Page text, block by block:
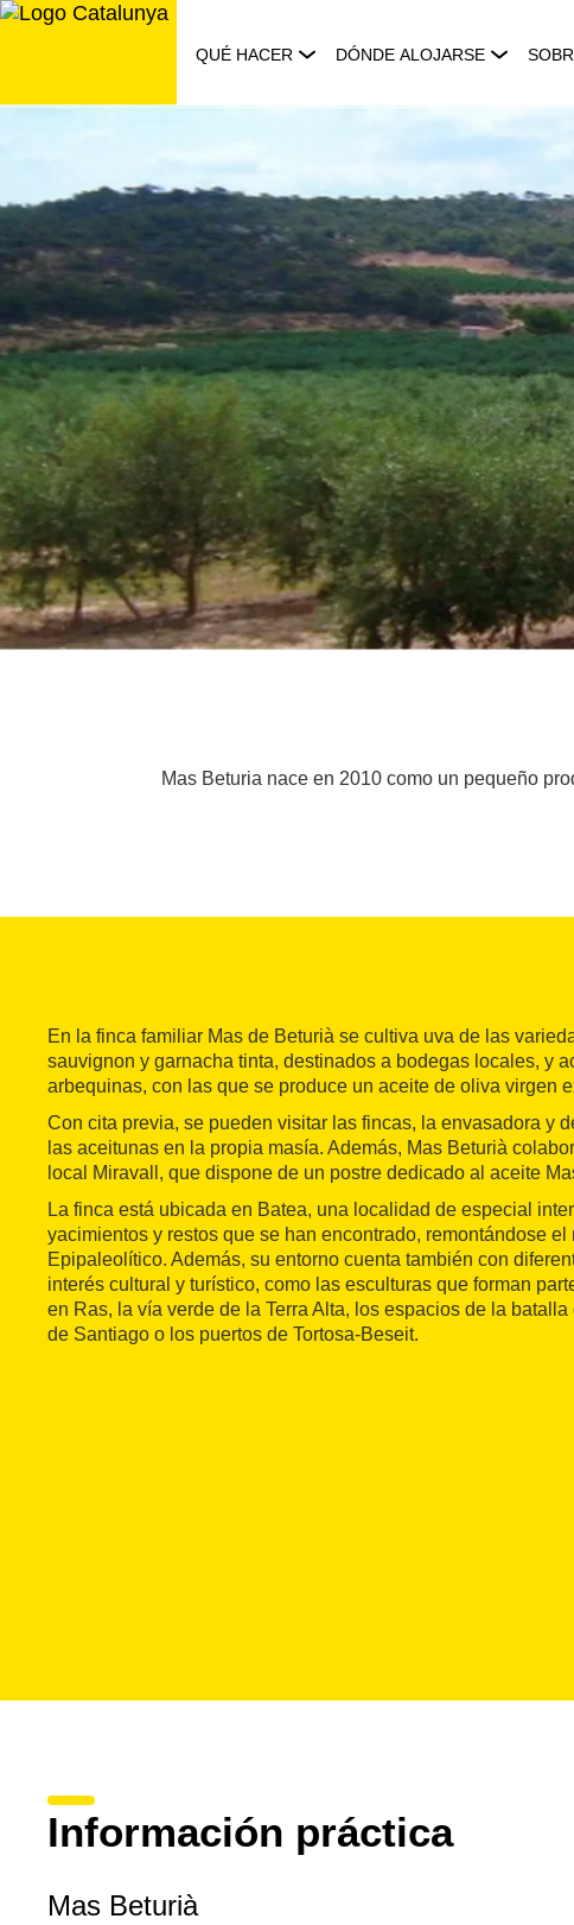
Saltar
QUÉ HACER DÓNDE ALOJARSE
Mas Beturia nace en 2010 como un pequeño
En la finca familiar Mas de Beturià se cultiva uva de las
sauvignon y garnacha tinta, destinados a bodegas locales, y
arbequinas, con las que se produce un aceite de oliva virgen
Con cita previa, se pueden visitar las fincas, la envasadora y
las aceitunas en la propia masía. Además, Mas Beturià
local Miravall, que dispone de un postre dedicado al aceite
La finca está ubicada en Batea, una localidad de especial
yacimientos y restos que se han encontrado, remontándose el
Epipaleolítico. Además, su entorno cuenta también con
interés cultural y turístico, como las esculturas que forman
en Ras, la vía verde de la Terra Alta, los espacios de la
de Santiago o los puertos de Tortosa-Beseit.
Información práctica
Mas Beturià